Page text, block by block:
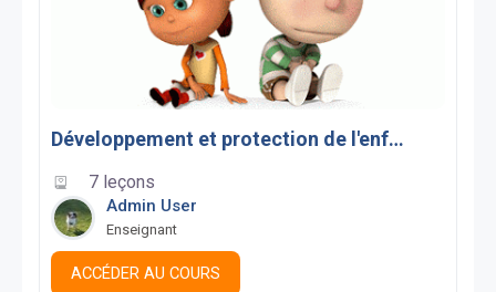
Développement et protection de l'enfant
7 leçons
Admin User
Enseignant
ACCÉDER AU COURS